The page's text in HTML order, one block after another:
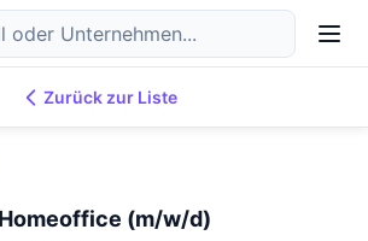
DE
Zurück zur Liste
(m/w/d)